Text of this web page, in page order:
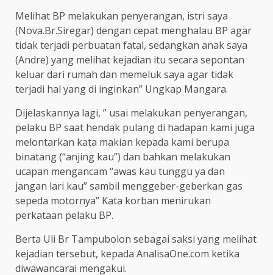
Melihat BP melakukan penyerangan, istri saya
(Nova.Br.Siregar) dengan cepat menghalau BP agar
tidak terjadi perbuatan fatal, sedangkan anak saya
(Andre) yang melihat kejadian itu secara sepontan
keluar dari rumah dan memeluk saya agar tidak
terjadi hal yang di inginkan” Ungkap Mangara.
Dijelaskannya lagi, ” usai melakukan penyerangan,
pelaku BP saat hendak pulang di hadapan kami juga
melontarkan kata makian kepada kami berupa
binatang (“anjing kau”) dan bahkan melakukan
ucapan mengancam “awas kau tunggu ya dan
jangan lari kau” sambil menggeber-geberkan gas
sepeda motornya” Kata korban menirukan
perkataan pelaku BP.
Berta Uli Br Tampubolon sebagai saksi yang melihat
kejadian tersebut, kepada AnalisaOne.com ketika
diwawancarai mengakui.